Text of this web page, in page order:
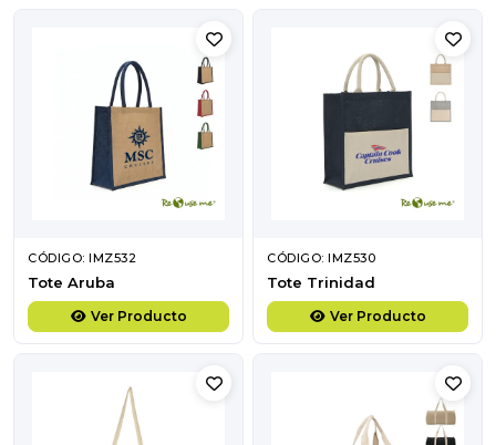
CÓDIGO: IMZ532
Tote Aruba
Ver Producto
CÓDIGO: IMZ530
Tote Trinidad
Ver Producto